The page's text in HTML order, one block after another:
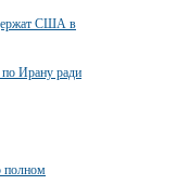
США в
по Ирану ради
полном